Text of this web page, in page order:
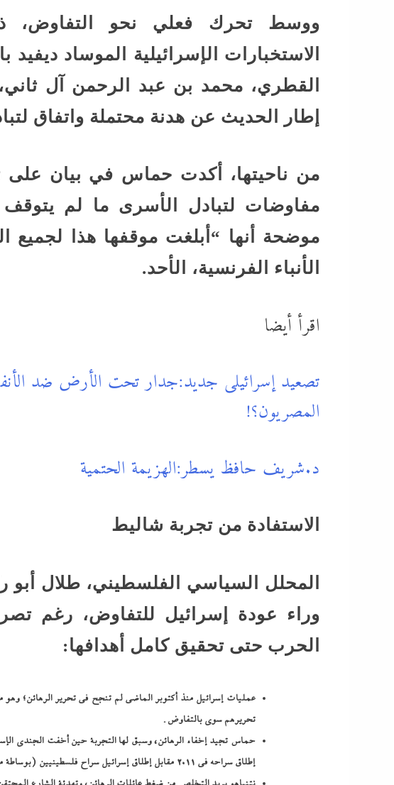
ووسط تحرك فعلي نحو التفاوض،
الاستخبارات الإسرائيلية الموساد ديفيد
القطري، محمد بن عبد الرحمن آل
إطار الحديث عن هدنة محتملة واتفاق
من ناحيتها، أكدت حماس في بيان على
مفاوضات لتبادل الأسرى ما لم يتوقف
موضحة أنها “أبلغت موقفها هذا لجميع
الأنباء الفرنسية، الأحد.
اقرأ أيضا
تصعيد إسرائيلى جديد:جدار تحت الأرض ضد
المصريون؟!
د.شريف حافظ يسطر:الهزيمة الحتمية
الاستفادة من تجربة شاليط
المحلل السياسي الفلسطيني، طلال أبو
وراء عودة إسرائيل للتفاوض، رغم
الحرب حتى تحقيق كامل أهدافها:
عمليات إسرائيل منذ أكتوبر الماضي لم تنجح في تحرير الرهائن؛
تحريرهم سوى بالتفاوض.
إطلاق سراحه في 2011 مقابل إطلاق إسرائيل سراح فلسطينيين (بوساطة مصرية).